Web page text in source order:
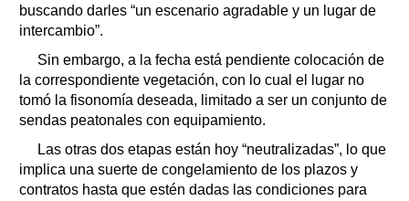
buscando darles “un escenario agradable y un lugar de
intercambio”.
Sin embargo, a la fecha está pendiente colocación de
la correspondiente vegetación, con lo cual el lugar no
tomó la fisonomía deseada, limitado a ser un conjunto de
sendas peatonales con equipamiento.
Las otras dos etapas están hoy “neutralizadas”, lo que
implica una suerte de congelamiento de los plazos y
contratos hasta que estén dadas las condiciones para